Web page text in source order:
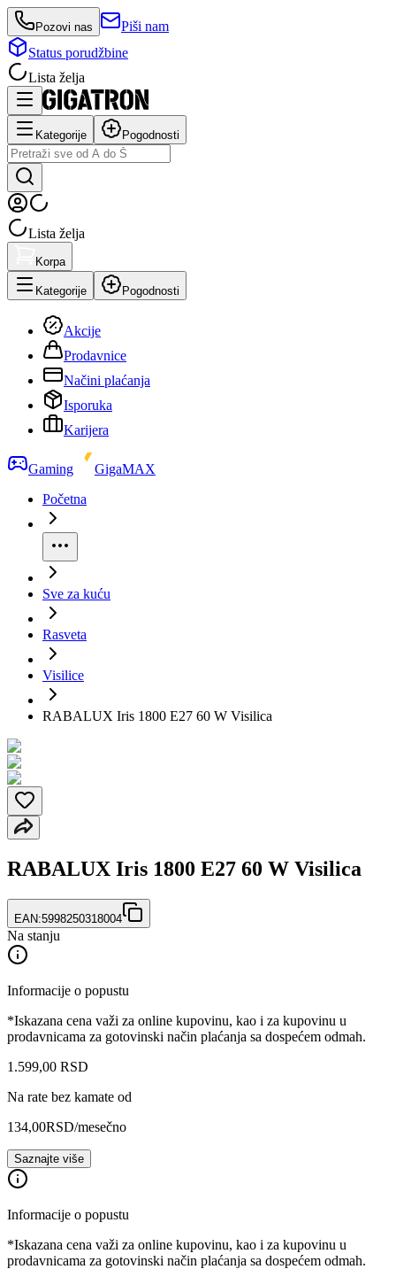
Pozovi nas
Piši nam
Status porudžbine
Lista želja
Kategorije Pogodnosti
Lista želja
Korpa
Kategorije Pogodnosti
Akcije
Prodavnice
Načini plaćanja
Isporuka
Karijera
Gaming
GigaMAX
Početna
Sve za kuću
Rasveta
Visilice
RABALUX Iris 1800 E27 60 W Visilica
RABALUX Iris 1800 E27 60 W Visilica
EAN:5998250318004
Na stanju
Informacije o popustu
*Iskazana cena važi za online kupovinu, kao i za kupovinu u
prodavnicama za gotovinski način plaćanja sa dospećem odmah.
1.599,00 RSD
Na rate bez kamate od
134,00RSD/mesečno
Saznajte više
Informacije o popustu
*Iskazana cena važi za online kupovinu, kao i za kupovinu u
prodavnicama za gotovinski način plaćanja sa dospećem odmah.